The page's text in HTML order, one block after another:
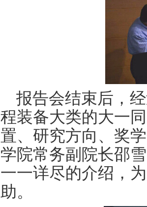
报告会结束后，
程装备大类的大一
置、研究方向、奖
学院常务副院长邵
一一详尽的介绍，
助。